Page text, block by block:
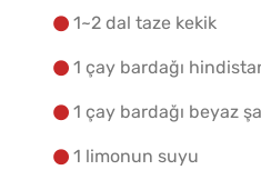
1~2 dal taze kekik
1 çay bardağı
1 çay bardağı beyaz
1 limonun suyu